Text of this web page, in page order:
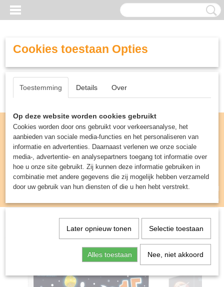
Inloggen Registreren
UW WINKELWAGEN
(0)
Spellen & Puzzels> Qwixx 15 - Uitbreiding
Cookies toestaan Opties
Toestemming Details Over
Op deze website worden cookies gebruikt
Cookies worden door ons gebruikt voor verkeersanalyse, het
aanbieden van sociale media-functies en het personaliseren van
informatie en advertenties. Daarnaast verlenen we onze sociale
media-, advertentie- en analysepartners toegang tot informatie over
hoe u onze site gebruikt. Zij kunnen deze informatie gebruiken in
combinatie met andere gegevens die zij mogelijk hebben verzameld
door uw gebruik van hun diensten of die u hen hebt verstrekt.
Later opnieuw tonen Selectie toestaan
Alles toestaan Nee, niet akkoord